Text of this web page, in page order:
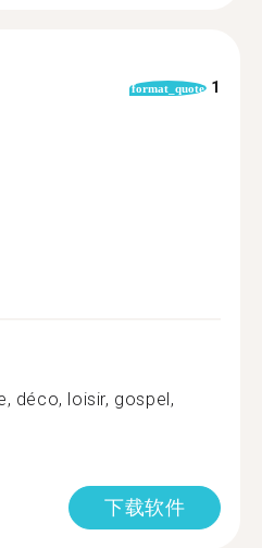
format_quote 1
déco, loisir, gospel,
下载软件